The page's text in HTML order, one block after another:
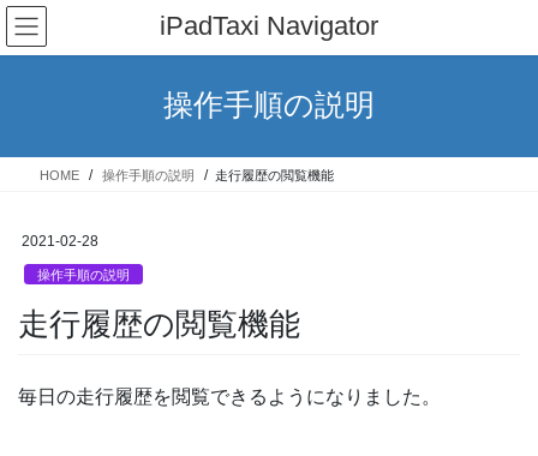
コ
ン
テ
ス
ナ
ビ
ゲ
ン
iPadTaxi Navigator
操作手順の説明
HOME 操作手順の説明 走行履歴の閲覧機能
2021-02-28
操作手順の説明
走行履歴の閲覧機能
毎日の走行履歴を閲覧できるようになりました。